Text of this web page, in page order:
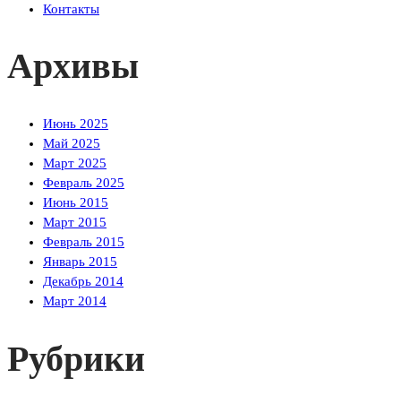
Контакты
Архивы
Июнь 2025
Май 2025
Март 2025
Февраль 2025
Июнь 2015
Март 2015
Февраль 2015
Январь 2015
Декабрь 2014
Март 2014
Рубрики